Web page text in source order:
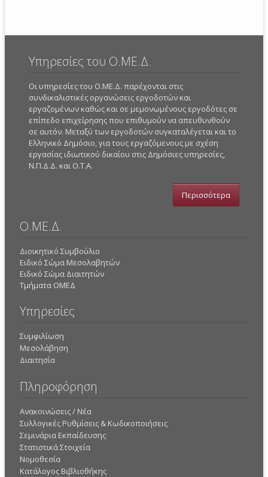
Υπηρεσίες του Ο.ΜΕ.Δ.
Οι υπηρεσίες του Ο.ΜΕ.Δ. παρέχονται στις
συνδικαλιστικές οργανώσεις εργοδοτών και
εργαζομένων καθώς και σε μεμονωμένους εργοδότες σε
επίπεδο επιχείρησης που επιθυμούν να απευθυνθούν
σε αυτόν. Μεταξύ των εργοδοτών συγκαταλέγεται και το
Ελληνικό Δημόσιο, για τους εργαζόμενους με σχέση
εργασίας ιδιωτικού δικαίου στις Δημόσιες υπηρεσίες,
Ν.Π.Δ.Δ. και Ο.Τ.Α.
Περισσότερα
Ο.ΜΕ.Δ.
Διοικητικό Συμβούλιο
Ειδικό Σώμα Μεσολαβητών
Ειδικό Σώμα Διαιτητών
Τμήματα ΟΜΕΔ
Υπηρεσίες
Συμφιλίωση
Μεσολάβηση
Διαιτησία
Πληροφόρηση
Ανακοινώσεις / Νέα
Συλλογικές Ρυθμίσεις & Κωδικοποιήσεις
Σεμινάρια Εκπαίδευσης
Στατιστικά Στοιχεία
Νομοθεσία
Κατάλογος Βιβλιοθήκης